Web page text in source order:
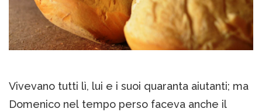
Vivevano tutti lì, lui e i suoi quaranta aiutanti; ma
Domenico nel tempo perso faceva anche il